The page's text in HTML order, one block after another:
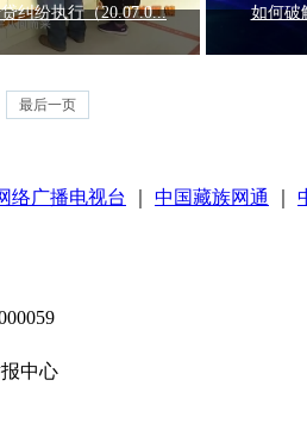
纠纷执行（20.07.0... 如何破
最后一页
络广播电视台 中国藏族网通
中心